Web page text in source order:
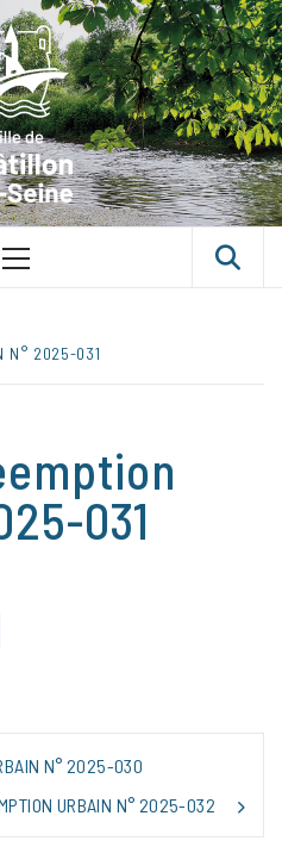
VILLE
SUR-SEINE
Primary
N° 2025-031
031
N° 2025-030
URBAIN N° 2025-032